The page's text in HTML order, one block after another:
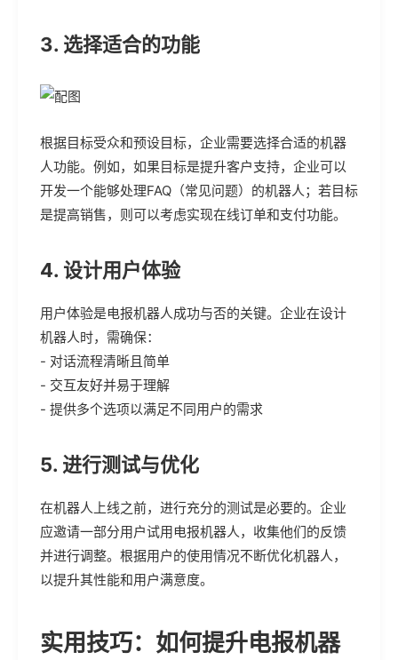
3. 选择适合的功能
根据目标受众和预设目标，企业需要选择合适的机器
人功能。例如，如果目标是提升客户支持，企业可以
开发一个能够处理FAQ（常见问题）的机器人；若目标
是提高销售，则可以考虑实现在线订单和支付功能。
4. 设计用户体验
用户体验是电报机器人成功与否的关键。企业在设计
机器人时，需确保：
- 对话流程清晰且简单
- 交互友好并易于理解
- 提供多个选项以满足不同用户的需求
5. 进行测试与优化
在机器人上线之前，进行充分的测试是必要的。企业
应邀请一部分用户试用电报机器人，收集他们的反馈
并进行调整。根据用户的使用情况不断优化机器人，
以提升其性能和用户满意度。
实用技巧：如何提升电报机器